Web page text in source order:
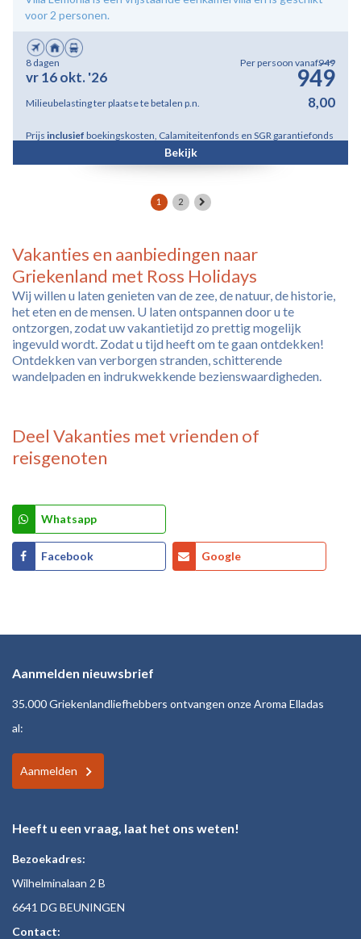
voor 2 personen.
8 dagen
vr 16 okt. '26
Per persoon vanaf949
949
Milieubelasting ter plaatse te betalen p.n. 8,00
Prijs inclusief boekingskosten, Calamiteitenfonds en SGR garantiefonds
Bekijk
1 2
Vakanties en aanbiedingen naar
Griekenland met Ross Holidays
Wij willen u laten genieten van de zee, de natuur, de historie,
het eten en de mensen. U laten ontspannen door u te
ontzorgen, zodat uw vakantietijd zo prettig mogelijk
ingevuld wordt. Zodat u tijd heeft om te gaan ontdekken!
Ontdekken van verborgen stranden, schitterende
wandelpaden en indrukwekkende bezienswaardigheden.
Deel Vakanties met vrienden of
reisgenoten
Whatsapp
Facebook Google
Aanmelden nieuwsbrief
35.000 Griekenlandliefhebbers ontvangen onze Aroma Elladas
al:
Aanmelden
Heeft u een vraag, laat het ons weten!
Bezoekadres:
Wilhelminalaan 2 B
6641 DG BEUNINGEN
Contact: